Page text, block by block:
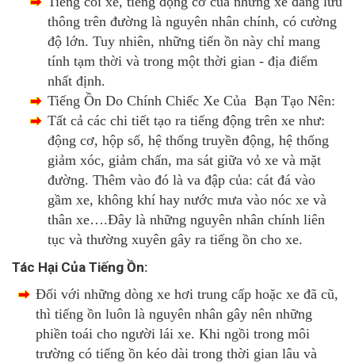
thông trên đường là nguyên nhân chính, có cường
độ lớn. Tuy nhiên, những tiến ồn này chỉ mang
tính tạm thời và trong một thời gian - địa điểm
nhất định.
Tiếng Ồn Do Chính Chiếc Xe Của Bạn Tạo Nên:
Tất cả các chi tiết tạo ra tiếng động trên xe như:
động cơ, hộp số, hệ thống truyền động, hệ thống
giảm xóc, giảm chấn, ma sát giữa vỏ xe và mặt
đường. Thêm vào đó là va đập của: cát đá vào
gầm xe, không khí hay nước mưa vào nóc xe và
thân xe….Đây là những nguyên nhân chính liên
tục và thường xuyên gây ra tiếng ồn cho xe.
Tác Hại Của Tiếng Ồn:
Đối với những dòng xe hơi trung cấp hoặc xe đã cũ,
thì tiếng ồn luôn là nguyên nhân gây nên những
phiền toái cho người lái xe. Khi ngồi trong môi
trường có tiếng ồn kéo dài trong thời gian lâu và